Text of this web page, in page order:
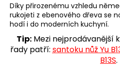
Díky přirozenému vzhledu
rukojeti z ebenového dřeva se
hodí i do moderních kuchyní.
Tip: Mezi nejprodávanější
řady patří: santoku nůž Yu
B13S.
t
e
n
a